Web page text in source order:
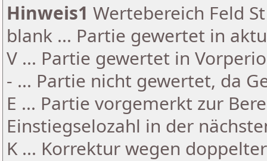
Hinweis1 Wertebereich Feld
blank ... Partie gewertet in
V ... Partie gewertet in
- ... Partie nicht gewertet, da
E ... Partie vorgemerkt zur
Einstiegselozahl in der
K ... Korrektur wegen